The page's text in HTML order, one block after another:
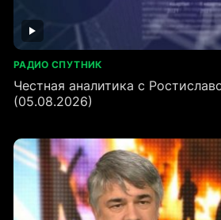
РАДИО СПУТНИК
Честная аналитика с
(05.08.2026)